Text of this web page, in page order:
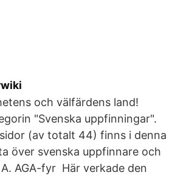
och välfärdens land!
"Svenska uppfinningar".
(av totalt 44) finns i denna
över svenska uppfinnare och
AGA-fyr Här verkade den